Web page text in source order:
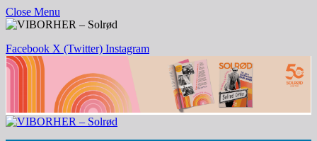
Close Menu
Facebook X (Twitter) Instagram